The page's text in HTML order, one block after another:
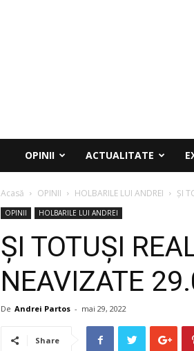
OPINII ACTUALITATE
Acasă OPINII HOLBARILE LUI ANDREI ȘI
OPINII HOLBARILE LUI ANDREI
ȘI TOTUȘI
NEAVIZATE
De Andrei Partos - mai 29, 2022
Share